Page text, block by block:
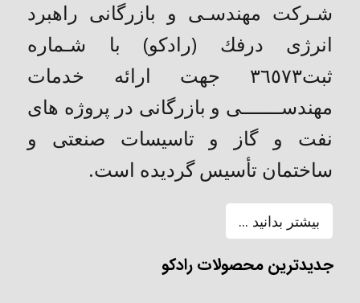
شـركت مهندسـی و بازرگانی راهبرد
انرژی درفك (رادکو) با شـماره
ثبت٣٦٥٧٣ جهت ارائه خدمات
مهندســـــــی و بازرگانی در پروژه های
نفت و گاز و تاسیسات صنعتی و
ساختمان تأسیس گردیده است.
بیشتر بدانید ...
جدیدترین محصولات رادکو